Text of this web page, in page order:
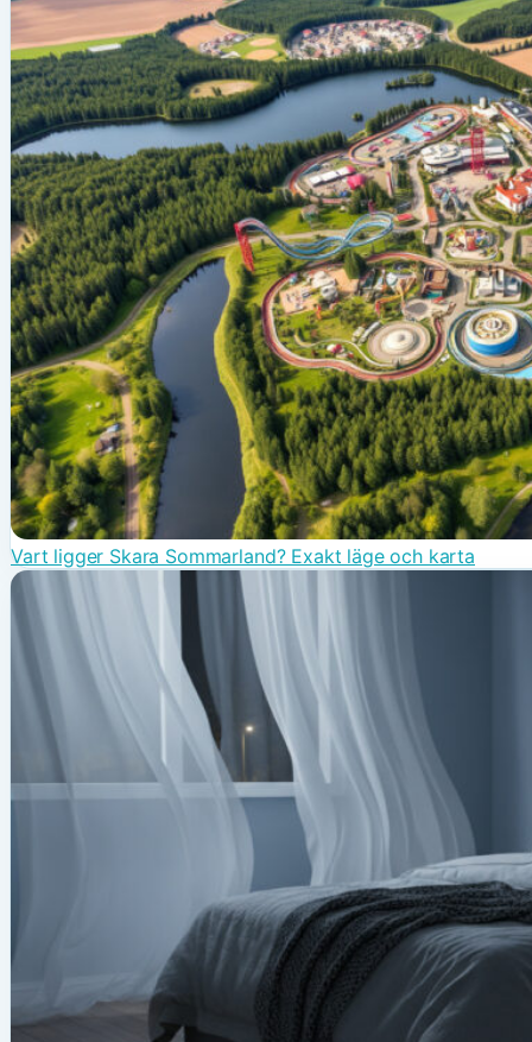
Vart ligger Skara Sommarland? Exakt läge och karta